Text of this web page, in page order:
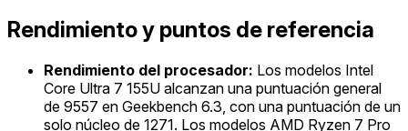
Rendimiento y puntos de referencia
Rendimiento del procesador: Los modelos Intel
Core Ultra 7 155U alcanzan una puntuación general
de 9557 en Geekbench 6.3, con una puntuación de un
solo núcleo de 1271. Los modelos AMD Ryzen 7 Pro